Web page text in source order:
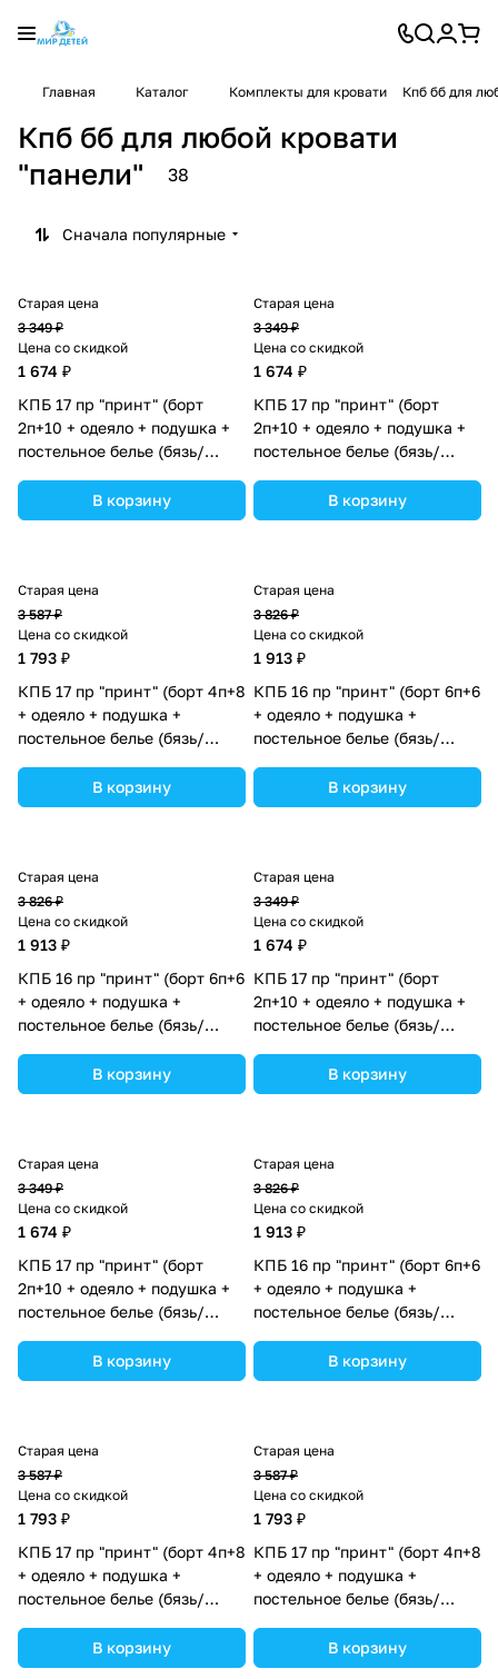
Главная Каталог Комплекты для кровати Кпб бб для
Кпб бб для любой кровати
"панели"
38
Сначала популярные
Старая цена
3 349 ₽
Цена со скидкой
1 674 ₽
КПБ 17 пр "принт" (борт
2п+10 + одеяло + подушка +
постельное белье (бязь/
(№П207_2а10бб_05) цвета в
ассортименте.
В корзину
Старая цена
3 349 ₽
Цена со скидкой
1 674 ₽
КПБ 17 пр "принт" (борт
2п+10 + одеяло + подушка +
постельное белье (бязь/
(№П207_2а10бб_08) цвета в
ассортименте.
В корзину
Старая цена
3 587 ₽
Цена со скидкой
1 793 ₽
КПБ 17 пр "принт" (борт 4п+8
+ одеяло + подушка +
постельное белье (бязь/
(№П207_4а8бб_11) цвета в
ассортименте.
В корзину
Старая цена
3 826 ₽
Цена со скидкой
1 913 ₽
КПБ 16 пр "принт" (борт 6п+6
+ одеяло + подушка +
постельное белье (бязь/
ассортименте.В корзину
Старая цена
3 826 ₽
Цена со скидкой
1 913 ₽
КПБ 16 пр "принт" (борт 6п+6
+ одеяло + подушка +
постельное белье (бязь/
в ассортименте.
В корзину
Старая цена
3 349 ₽
Цена со скидкой
1 674 ₽
КПБ 17 пр "принт" (борт
2п+10 + одеяло + подушка +
постельное белье (бязь/
(№П207_2а10бб_10) цвета в
ассортименте.
В корзину
Старая цена
3 349 ₽
Цена со скидкой
1 674 ₽
КПБ 17 пр "принт" (борт
2п+10 + одеяло + подушка +
постельное белье (бязь/
(№П207_2а10бб_11) цвета в
ассортименте.
В корзину
Старая цена
3 826 ₽
Цена со скидкой
1 913 ₽
КПБ 16 пр "принт" (борт 6п+6
+ одеяло + подушка +
постельное белье (бязь/
ассортименте.В корзину
Старая цена
3 587 ₽
Цена со скидкой
1 793 ₽
КПБ 17 пр "принт" (борт 4п+8
+ одеяло + подушка +
постельное белье (бязь/
(№П207_4а8бб_14) цвета в
ассортименте.
В корзину
Старая цена
3 587 ₽
Цена со скидкой
1 793 ₽
КПБ 17 пр "принт" (борт 4п+8
+ одеяло + подушка +
постельное белье (бязь/
(№П207_4а8бб_03) цвета в
ассортименте.
В корзину